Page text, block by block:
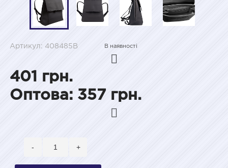
Артикул: 408485B В наявності
401 грн.
Оптова: 357 грн.
- +